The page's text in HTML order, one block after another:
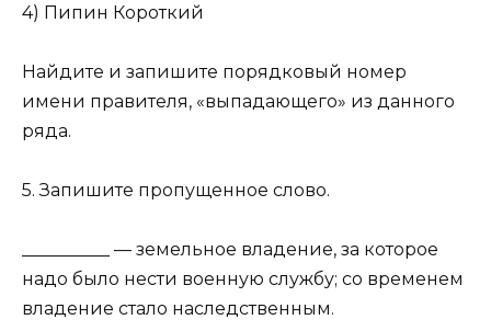
4) Пипин Короткий
Найдите и запишите порядковый номер
имени правителя, «выпадающего» из данного
ряда.
5. Запишите пропущенное слово.
__________ — земельное владение, за которое
надо было нести военную службу; со временем
владение стало наследственным.